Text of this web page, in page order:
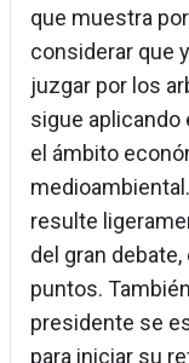
que muestra
considerar que
juzgar por los
sigue aplicando
el ámbito
resulte
del gran
puntos.
presidente se
para iniciar su